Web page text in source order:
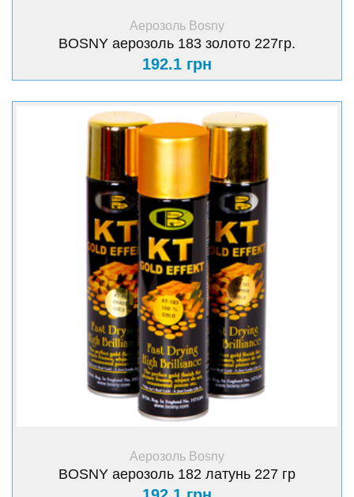
+ Купити
Аерозоль Bosny
BOSNY аерозоль 183 золото 227гр.
192.1 грн
+ Купити
Аерозоль Bosny
BOSNY аерозоль 182 латунь 227 гр